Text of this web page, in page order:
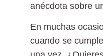
anécdota sobre
En muchas
cuando se